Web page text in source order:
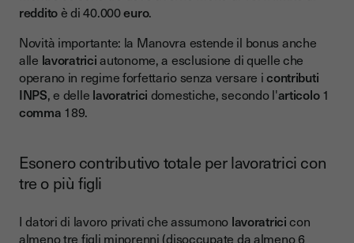
redditoè di 40.000euro.
Novità importante: la Manovra estende il bonus anche
alle lavoratriciautonome, a esclusione di quelle che
operano in regime forfettario senza versare icontributi
INPS, e delle lavoratrici domestiche, secondo l'articolo1
comma 189.
Esonero contributivo totale per lavoratrici con
tre o più figli
I datori di lavoro privati che assumono lavoratricicon
almeno tre figli minorenni (disoccupate da almeno 6